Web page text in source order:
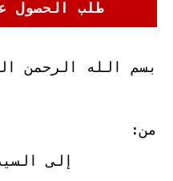
طلب الحصول
بسم الله الرحمن
من:
إلى